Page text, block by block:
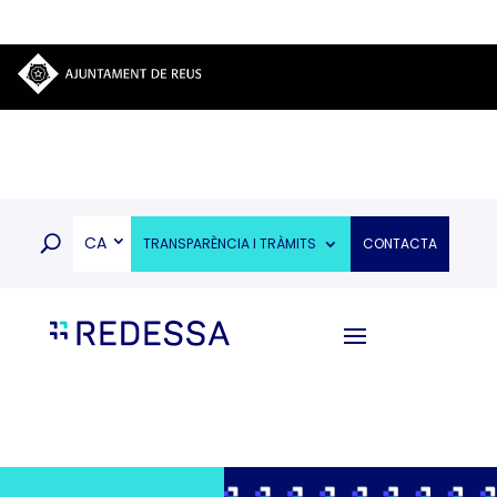
CA TRANSPARÈNCIA I TRÀMITS CONTACTA